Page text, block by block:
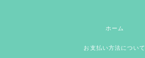
ホーム
お支払い方法について